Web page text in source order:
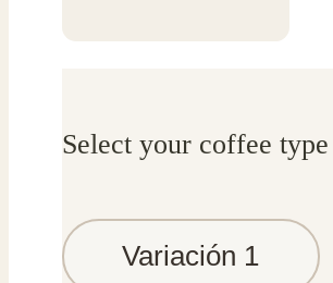
Select your coffee type
Variación 1